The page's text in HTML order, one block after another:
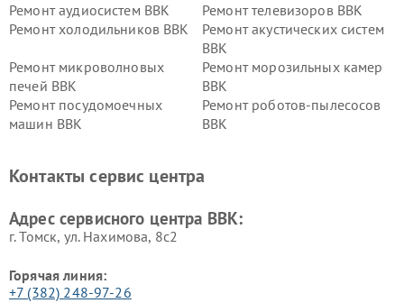
Ремонт аудиосистем BBK
Ремонт телевизоров BBK
Ремонт холодильников BBK
Ремонт акустических систем
BBK
Ремонт микроволновых
печей BBK
Ремонт морозильных камер
BBK
Ремонт посудомоечных
машин BBK
Ремонт роботов-пылесосов
BBK
Ремонт винных шкафов BBK
Контакты сервис центра
Адрес сервисного центра BBK:
г. Томск, ул. Нахимова, 8с2
Горячая линия:
+7 (382) 248-97-26